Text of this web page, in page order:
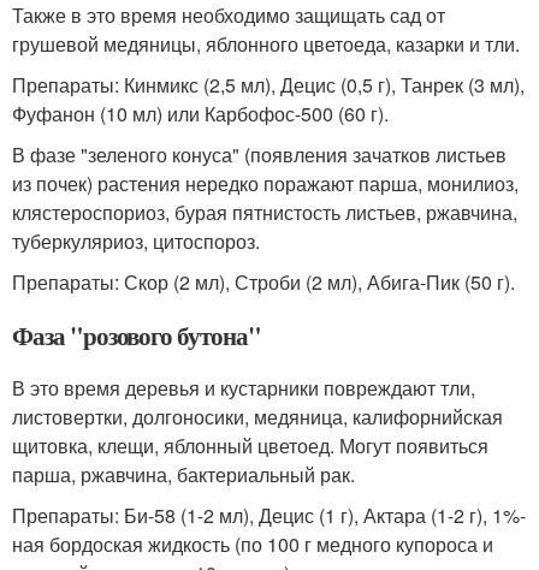
Также в это время необходимо защищать сад от
грушевой медяницы, яблонного цветоеда, казарки и тли.
Препараты: Кинмикс (2,5 мл), Децис (0,5 г), Танрек (3 мл),
Фуфанон (10 мл) или Карбофос-500 (60 г).
В фазе "зеленого конуса" (появления зачатков листьев
из почек) растения нередко поражают парша, монилиоз,
клястероспориоз, бурая пятнистость листьев, ржавчина,
туберкуляриоз, цитоспороз.
Препараты: Скор (2 мл), Строби (2 мл), Абига-Пик (50 г).
Фаза "розового бутона"
В это время деревья и кустарники повреждают тли,
листовертки, долгоносики, медяница, калифорнийская
щитовка, клещи, яблонный цветоед. Могут появиться
парша, ржавчина, бактериальный рак.
Препараты: Би-58 (1-2 мл), Децис (1 г), Актара (1-2 г), 1%-
ная бордоская жидкость (по 100 г медного купороса и